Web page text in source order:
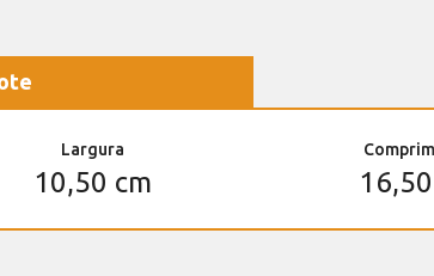
Largura
10,50 cm